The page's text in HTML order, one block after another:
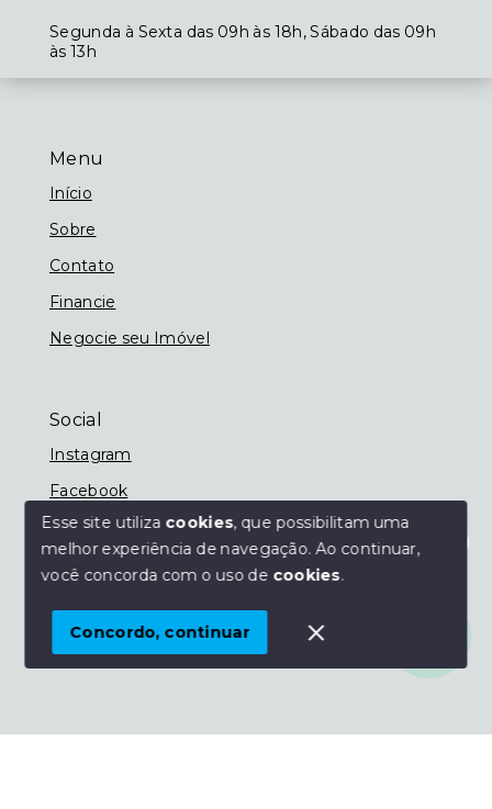
Olá! Estamos disponíveis para te ajudar.
Menu
Início
Sobre
Contato
Financie
Negocie seu Imóvel
Social
Instagram
Facebook
© Copyright 2026 - Imobiliária Nassif - Todos os
SITE PARA IMOBILIARIA
Segunda à Sexta das 09h às 18h, Sábado das 09h
às 13h
Esse site utiliza cookies, que possibilitam uma
melhor experiência de navegação.Ao continuar,
você concorda com o uso de cookies.
Concordo, continuar